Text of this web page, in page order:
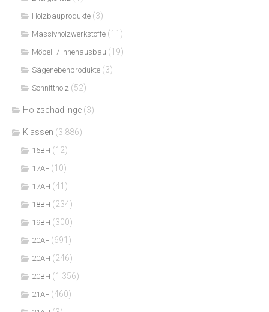
Holzbauprodukte (3)
Massivholzwerkstoffe (11)
Möbel- / Innenausbau (19)
Sägenebenprodukte (3)
Schnittholz (52)
Holzschädlinge (3)
Klassen (3.886)
16BH (12)
17AF (10)
17AH (41)
18BH (234)
19BH (300)
20AF (691)
20AH (246)
20BH (1.356)
21AF (460)